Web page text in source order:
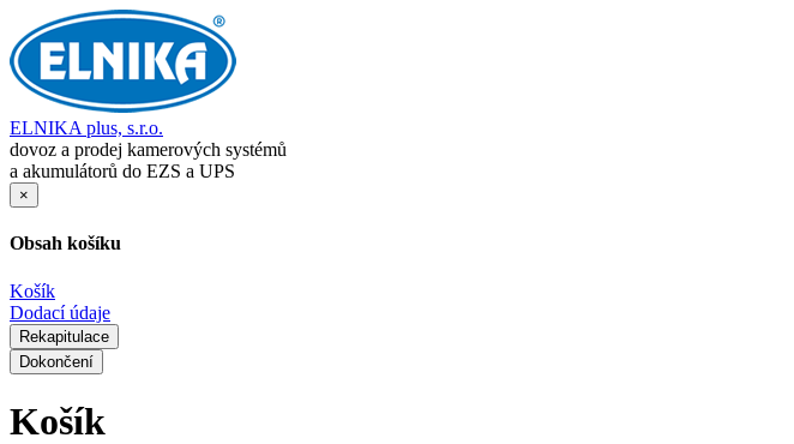
ELNIKA plus, s.r.o.
dovoz a prodej kamerových systémů
a akumulátorů do EZS a UPS
×
Obsah košíku
Košík
Dodací údaje
Rekapitulace
Dokončení
Košík